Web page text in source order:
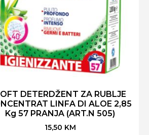
DETERDŽENT ZA RUBLJE
LINFA DI ALOE 2,85
Kg 57 PRANJA (ART.N 505)
15,50 KM